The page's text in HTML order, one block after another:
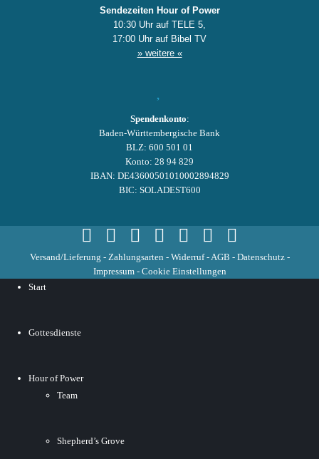
Sendezeiten Hour of Power
10:30 Uhr auf TELE 5,
17:00 Uhr auf Bibel TV
» weitere «
Spendenkonto:
Baden-Württembergische Bank
BLZ: 600 501 01
Konto: 28 94 829
IBAN: DE43600501010002894829
BIC: SOLADEST600
Versand/Lieferung - Zahlungsarten - Widerruf-AGB - Datenschutz-
Impressum- Cookie Einstellungen
Start
Gottesdienste
Hour of Power
Team
Shepherd’s Grove